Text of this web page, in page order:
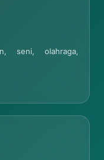
seni, olahraga,